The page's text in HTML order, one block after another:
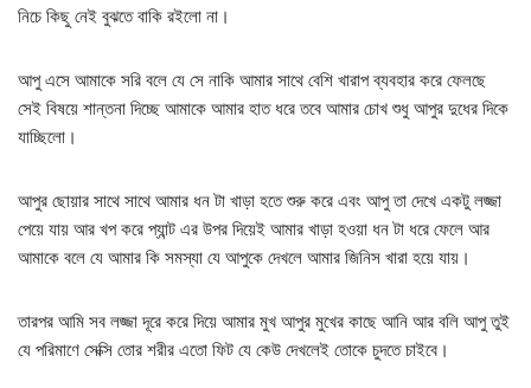
নিচে কিছু নেই বুঝতে বাকি রইলো না।
আপু এসে আমাকে সরি বলে যে সে নাকি আমার সাথে বেশি খারাপ ব্যবহার করে ফেলছে
সেই বিষয়ে শান্তনা দিচ্ছে আমাকে আমার হাত ধরে তবে আমার চোখ শুধু আপুর দুধের দিকে
যাচ্ছিলো।
আপুর ছোয়ার সাথে সাথে আমার ধন টা খাড়া হতে শুরু করে এবং আপু তা দেখে একটু লজ্জা
পেয়ে যায় আর খপ করে প্যান্ট এর উপর দিয়েই আমার খাড়া হওয়া ধন টা ধরে ফেলে আর
আমাকে বলে যে আমার কি সমস্যা যে আপুকে দেখলে আমার জিনিস খারা হয়ে যায়।
তারপর আমি সব লজ্জা দূরে করে দিয়ে আমার মুখ আপুর মুখের কাছে আনি আর বলি আপু তুই
যে পরিমাণে সেক্সি তোর শরীর এতো ফিট যে কেউ দেখলেই তোকে চুদতে চাইবে।